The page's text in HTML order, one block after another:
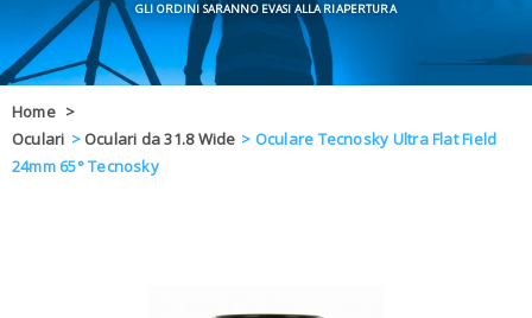
MARCHI
OFFERTE
BLOG
Home >
Oculari > Oculari da 31.8 Wide > Oculare Tecnosky Ultra Flat Field
24mm 65° Tecnosky